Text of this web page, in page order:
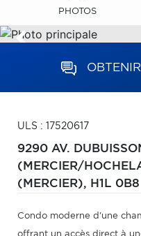
PHOTOS
ULS : 17520617
9290 AV.
(MERCIER/
(MERCIER), H1L 0B8
Condo moderne d'une